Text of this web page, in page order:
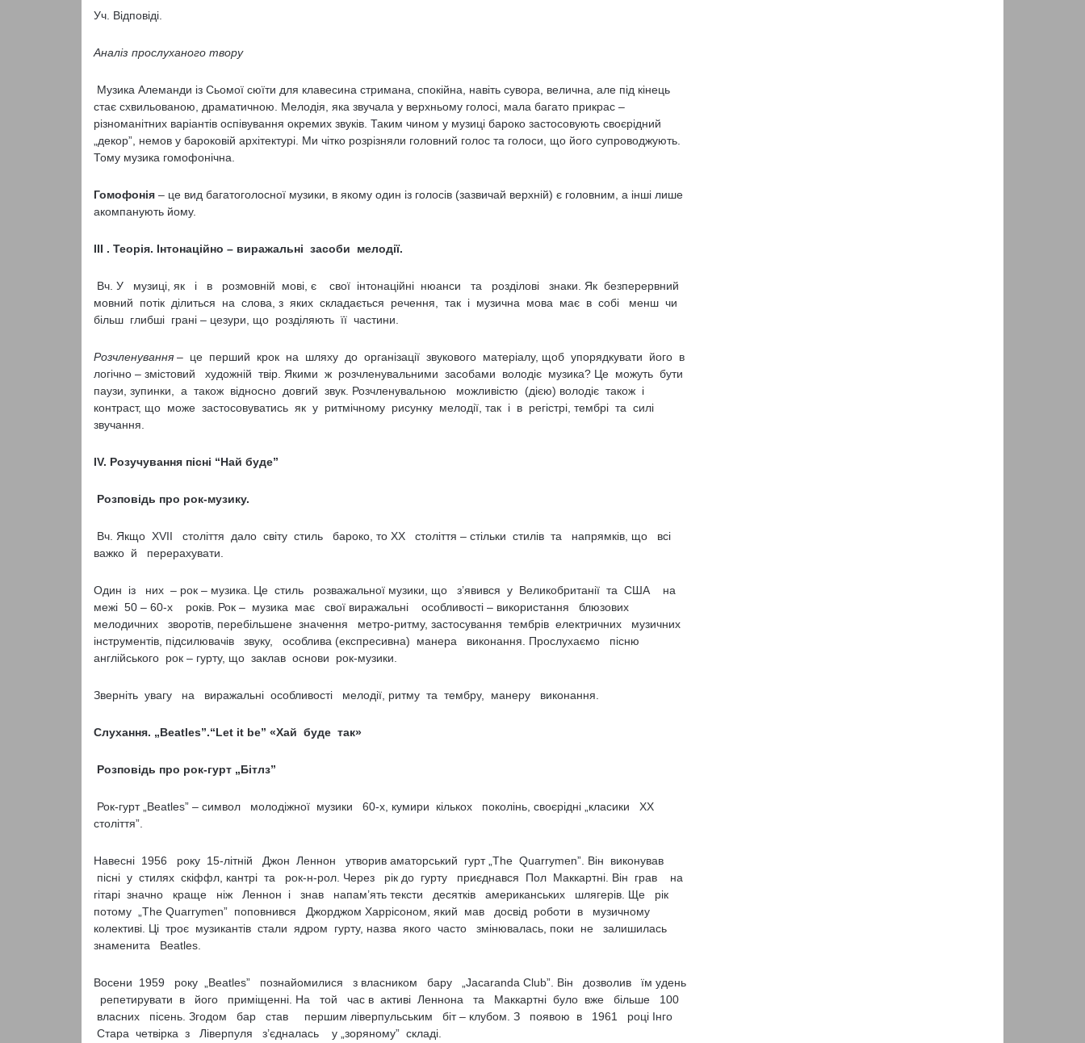
Уч. Відповіді.
Аналіз прослуханого твору
Музика Алеманди із Сьомої сюїти для клавесина стримана, спокійна, навіть сувора, велична, але під кінець
стає схвильованою, драматичною. Мелодія, яка звучала у верхньому голосі, мала багато прикрас –
різноманітних варіантів оспівування окремих звуків. Таким чином у музиці бароко застосовують своєрідний
„декор”, немов у бароковій архітектурі. Ми чітко розрізняли головний голос та голоси, що його супроводжують.
Тому музика гомофонічна.
Гомофонія– це вид багатоголосної музики, в якому один із голосів (зазвичай верхній) є головним, а інші лише
акомпанують йому.
ІІІ . Теорія. Інтонаційно – виражальні засоби мелодії.
Вч. У музиці, як і в розмовній мові, є свої інтонаційні нюанси та розділові знаки. Як безперервний
мовний потік ділиться на слова, з яких складається речення, так і музична мова має в собі менш чи
більш глибші грані – цезури, що розділяють її частини.
Розчленування – це перший крок на шляху до організації звукового матеріалу, щоб упорядкувати його в
логічно – змістовий художній твір. Якими ж розчленувальними засобами володіє музика? Це можуть бути
паузи, зупинки, а також відносно довгий звук. Розчленувальною можливістю (дією) володіє також і
контраст, що може застосовуватись як у ритмічному рисунку мелодії, так і в регістрі, тембрі та силі
звучання.
IV. Розучування пісні “Най буде”
Розповідь про рок-музику.
Вч. Якщо ХVІІ століття дало світу стиль бароко, то ХХ століття – стільки стилів та напрямків, що всі
важко й перерахувати.
Один із них – рок – музика. Це стиль розважальної музики, що з’явився у Великобританії та США на
межі 50 – 60-х років. Рок – музика має свої виражальні особливості – використання блюзових
мелодичних зворотів, перебільшене значення метро-ритму, застосування тембрів електричних музичних
інструментів, підсилювачів звуку, особлива (експресивна) манера виконання. Прослухаємо пісню
англійського рок – гурту, що заклав основи рок-музики.
Зверніть увагу на виражальні особливості мелодії, ритму та тембру, манеру виконання.
Слухання. „Beatles”.“Let it be” «Хай буде так»
Розповідь про рок-гурт „Бітлз”
Рок-гурт „Beatles” – символ молодіжної музики 60-х, кумири кількох поколінь, своєрідні „класики ХХ
століття”.
Навесні 1956 року 15-літній Джон Леннон утворив аматорський гурт „The Quarrymen”. Він виконував
пісні у стилях скіффл, кантрі та рок-н-рол. Через рік до гурту приєднався Пол Маккартні. Він грав на
гітарі значно краще ніж Леннон і знав напам’ять тексти десятків американських шлягерів. Ще рік
потому „The Quarrymen” поповнився Джорджом Харрісоном, який мав досвід роботи в музичному
колективі. Ці троє музикантів стали ядром гурту, назва якого часто змінювалась, поки не залишилась
знаменита Beatles.
Восени 1959 року „Beatles” познайомилися з власником бару „Jacaranda Club”. Він дозволив їм удень
репетирувати в його приміщенні. На той час в активі Леннона та Маккартні було вже більше 100
власних пісень. Згодом бар став першим ліверпульським біт – клубом. З появою в 1961 році Інго
Стара четвірка з Ліверпуля з’єдналась у „зоряному” складі.